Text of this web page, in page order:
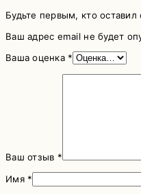
Будьте первым, кто
Ваш адрес email не будет
Ваша оценка *
Ваш отзыв *
Имя *